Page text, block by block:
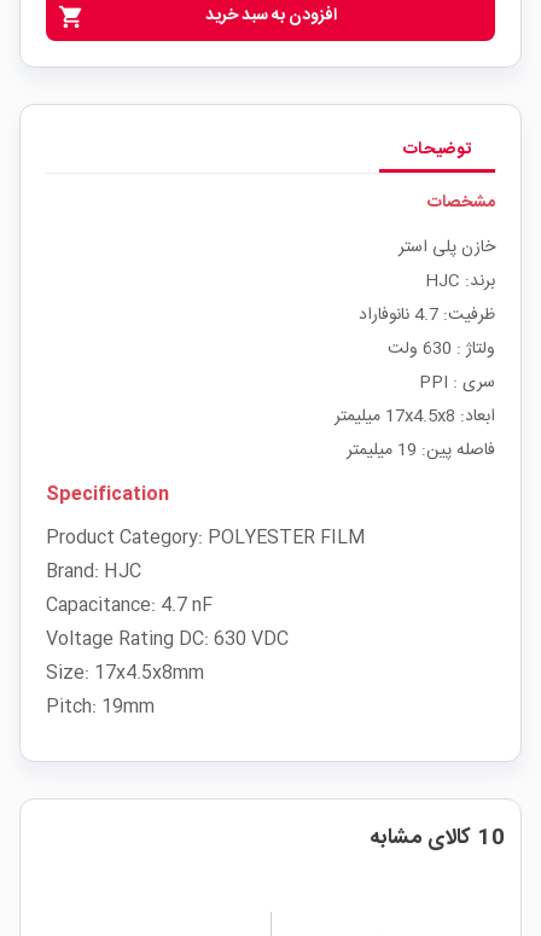
shopping_cart افزودن به سبد خرید
توضیحات
مشخصات
خازن پلی استر
برند: HJC
ظرفیت: 4.7 نانوفاراد
ولتاژ : 630 ولت
سری : PPI
ابعاد: 17x4.5x8 میلیمتر
فاصله پین: 19 میلیمتر
Specification
Product Category: POLYESTER FILM
Brand: HJC
Capacitance: 4.7 nF
Voltage Rating DC: 630 VDC
Size: 17x4.5x8mm
Pitch: 19mm
10 کالای مشابه